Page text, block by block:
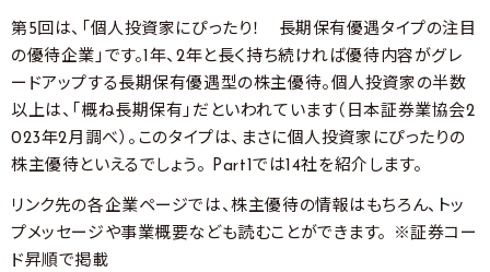
第5回は、「個人投資家にぴったり！ 長期保有優遇タイプの注目
の優待企業」です。1年、2年と長く持ち続ければ優待内容がグレ
ードアップする長期保有優遇型の株主優待。個人投資家の半数
以上は、「概ね長期保有」だといわれています（日本証券業協会2
023年2月調べ）。このタイプは、まさに個人投資家にぴったりの
株主優待といえるでしょう。 Part1では14社を紹介します。
リンク先の各企業ページでは、株主優待の情報はもちろん、トッ
プメッセージや事業概要なども読むことができます。 ※証券コー
ド昇順で掲載